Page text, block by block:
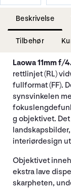
Beskrivelse
Tilbehør
Laowa 11mm f/
rettlinjet (RL)
fullformat (FF).
synsvinkelen
g objektivet.
interiørdesign
Objektivet
ekstra lave
skarpheten,